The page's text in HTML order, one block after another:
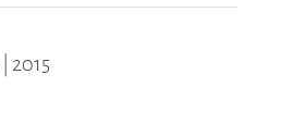
2015